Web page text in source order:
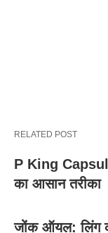
RELATED POST
P King
का आसान तरीका
जोंक ऑयल: लिंग